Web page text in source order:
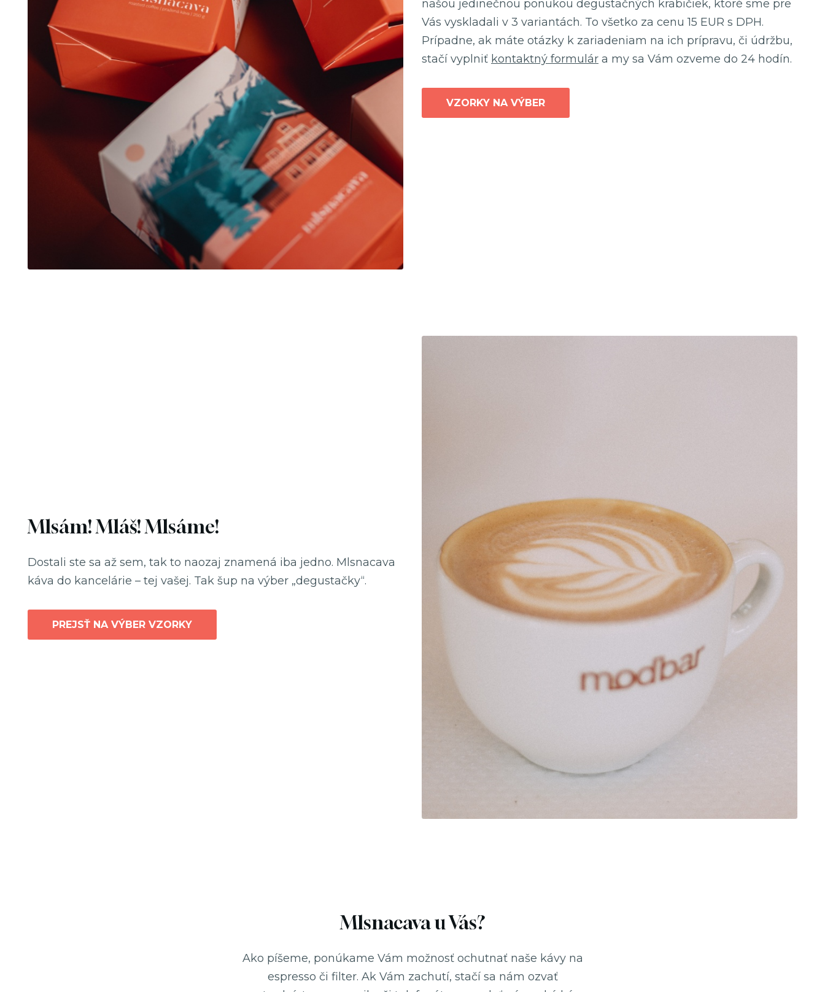
našou jedinečnou ponukou degustačných krabičiek, ktoré sme pre
Vás vyskladali v 3 variantách. To všetko za cenu 15 EUR s DPH.
Prípadne, ak máte otázky k zariadeniam na ich prípravu, či údržbu,
stačí vyplniť kontaktný formulár a my sa Vám ozveme do 24 hodín.
VZORKY NA VÝBER
Mlsám! Mláš! Mlsáme!
Dostali ste sa až sem, tak to naozaj znamená iba jedno. Mlsnacava
káva do kancelárie – tej vašej. Tak šup na výber „degustačky“.
PREJSŤ NA VÝBER VZORKY
Mlsnacava u Vás?
Ako píšeme, ponúkame Vám možnosť ochutnať naše kávy na
espresso či filter. Ak Vám zachutí, stačí sa nám ozvať